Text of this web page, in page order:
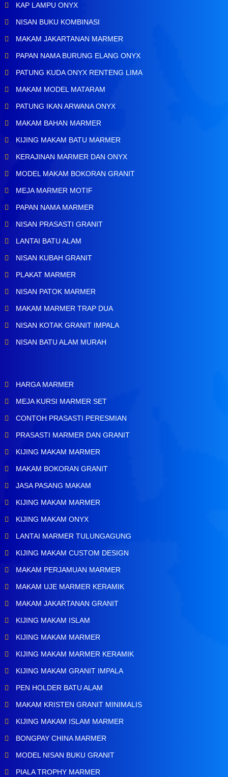
KAP LAMPU ONYX
NISAN BUKU KOMBINASI
MAKAM JAKARTANAN MARMER
PAPAN NAMA BURUNG ELANG ONYX
PATUNG KUDA ONYX RENTENG LIMA
MAKAM MODEL MATARAM
PATUNG IKAN ARWANA ONYX
MAKAM BAHAN MARMER
KIJING MAKAM BATU MARMER
KERAJINAN MARMER DAN ONYX
MODEL MAKAM BOKORAN GRANIT
MEJA MARMER MOTIF
PAPAN NAMA MARMER
NISAN PRASASTI GRANIT
LANTAI BATU ALAM
NISAN KUBAH GRANIT
PLAKAT MARMER
NISAN PATOK MARMER
MAKAM MARMER TRAP DUA
NISAN KOTAK GRANIT IMPALA
NISAN BATU ALAM MURAH
HARGA MARMER
MEJA KURSI MARMER SET
CONTOH PRASASTI PERESMIAN
PRASASTI MARMER DAN GRANIT
KIJING MAKAM MARMER
MAKAM BOKORAN GRANIT
JASA PASANG MAKAM
KIJING MAKAM MARMER
KIJING MAKAM ONYX
LANTAI MARMER TULUNGAGUNG
KIJING MAKAM CUSTOM DESIGN
MAKAM PERJAMUAN MARMER
MAKAM UJE MARMER KERAMIK
MAKAM JAKARTANAN GRANIT
KIJING MAKAM ISLAM
KIJING MAKAM MARMER
KIJING MAKAM MARMER KERAMIK
KIJING MAKAM GRANIT IMPALA
PEN HOLDER BATU ALAM
MAKAM KRISTEN GRANIT MINIMALIS
KIJING MAKAM ISLAM MARMER
BONGPAY CHINA MARMER
MODEL NISAN BUKU GRANIT
PIALA TROPHY MARMER